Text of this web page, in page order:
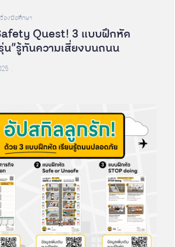
รื่องมือศึกษา
Quest! 3 แบบฝึกหัด
น”รู้ทันความเสี่ยงบนถนน